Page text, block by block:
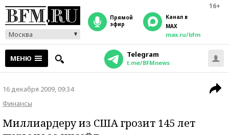
16+
Москва
прямой
эфир
Канал в
MAX
max.ru/bfm
МЕНЮ Telegram
t.me/BFMnews
16 декабря 2009, 09:34
Финансы
Миллиардеру из США грозит 145 лет